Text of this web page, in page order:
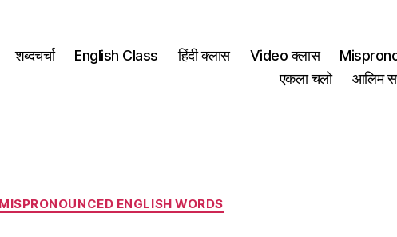
शब्दचर्चा English Class हिंदी क्लास Video क्लास
एकला चलो
आलिम
Categories
MISPRONOUNCED ENGLISH WORDS